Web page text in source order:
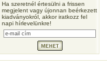
Ha szeretnél értesülni a frissen
megjelent vagy újonnan beérkezett
kiadványokról, akkor iratkozz fel
napi hírlevelünkre!